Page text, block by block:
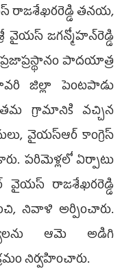
రాజశేఖరరెడ్డి తనయ,
వైయస్ జగ‌న్మోహన్‌రెడ్డి
పాదయాత్ర
జిల్లా పెంటపాడు
తమ గ్రామానికి వచ్చిన
వైయస్‌ఆర్ ‌కాంగ్రె‌స్
పరిమెళ్లలో ఏర్పాటు
వై‌యస్ రాజశేఖరరెడ్డి
నివాళి అర్పించారు.
ఆమె అడిగి
నిర్వహించారు.